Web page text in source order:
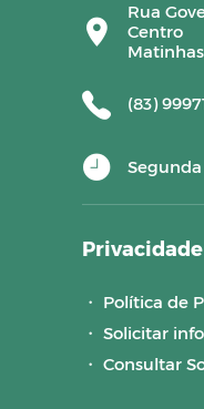
Rua
Centro
(83)
Segunda
Privacidade
・ Política de
・ Solicitar
・ Consultar